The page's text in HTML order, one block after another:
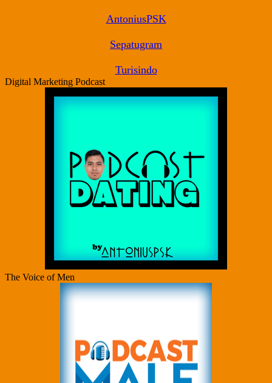
AntoniusPSK
Sepatugram
Turisindo
Digital Marketing Podcast
The Voice of Men